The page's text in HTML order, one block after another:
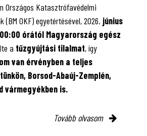
Országos Katasztrófavédelmi
(BM OKF) egyetértésével, 2026. június
órától Magyarország egész
a tűzgyújtási tilalmat, így
van érvényben a teljes
Borsod-Abaúj-Zemplén,
vármegyékben is.
Tovább olvasom